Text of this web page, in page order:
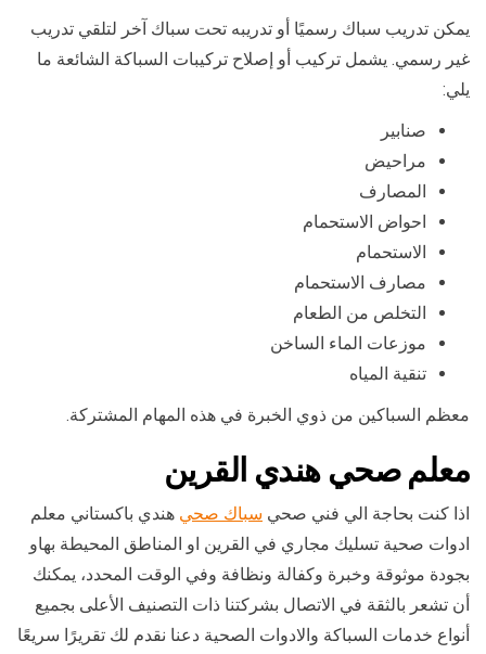
يمكن تدريب سباك رسميًا أو تدريبه تحت سباك آخر لتلقي تدريب
غير رسمي. يشمل تركيب أو إصلاح تركيبات السباكة الشائعة ما
يلي:
صنابير
مراحيض
المصارف
احواض الاستحمام
الاستحمام
مصارف الاستحمام
التخلص من الطعام
موزعات الماء الساخن
تنقية المياه
معظم السباكين من ذوي الخبرة في هذه المهام المشتركة.
معلم صحي هندي القرين
اذا كنت بحاجة الي فني صحي سباك صحي هندي باكستاني معلم
ادوات صحية تسليك مجاري في القرين او المناطق المحيطة بهاو
بجودة موثوقة وخبرة وكفالة ونظافة وفي الوقت المحدد، يمكنك
أن تشعر بالثقة في الاتصال بشركتنا ذات التصنيف الأعلى بجميع
أنواع خدمات السباكة والادوات الصحية دعنا نقدم لك تقريرًا سريعًا